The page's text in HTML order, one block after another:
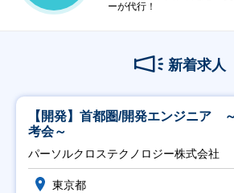
ーが代行！
新着求人
【開発】首都圏/開発エンジニア
考会～
パーソルクロステクノロジー株式会社
東京都